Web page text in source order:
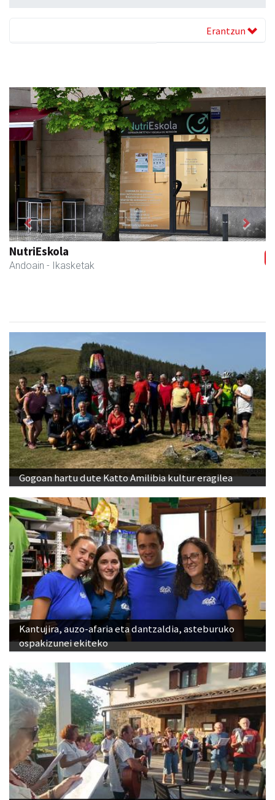
Erantzun
Xixori belar-denda
Andoain - Belar-denda
Previous Next
Gogoan hartu dute Katto Amilibia kultur eragilea
Kantujira, auzo-afaria eta dantzaldia, asteburuko
ospakizunei ekiteko